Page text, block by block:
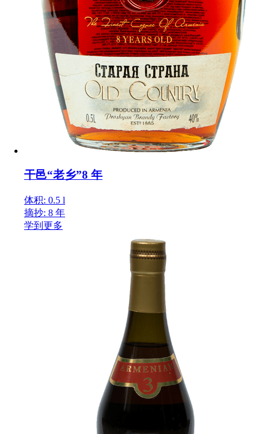
干邑“老乡”8 年
体积: 0.5 l
摘抄: 8 年
学到更多